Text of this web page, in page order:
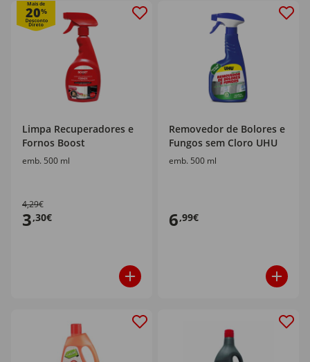
Mais de
20%
Limpa Recuperadores e
Fornos Boost
emb. 500 ml
4,29€
3,30€
Removedor de Bolores e
Fungos sem Cloro UHU
emb. 500 ml
6,99€